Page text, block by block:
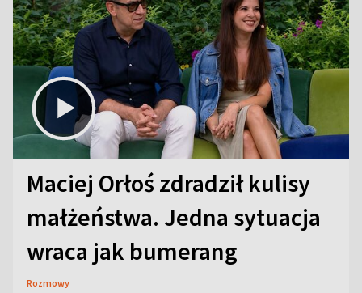
Maciej Orłoś zdradził kulisy
małżeństwa. Jedna sytuacja
wraca jak bumerang
Rozmowy